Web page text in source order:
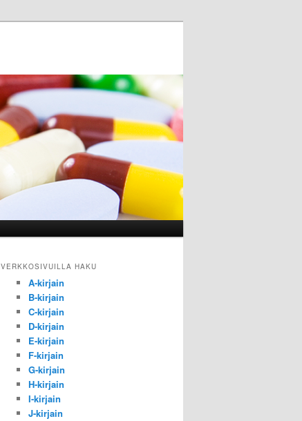
VERKKOSIVUILLA HAKU
A-kirjain
B-kirjain
C-kirjain
D-kirjain
E-kirjain
F-kirjain
G-kirjain
H-kirjain
I-kirjain
J-kirjain